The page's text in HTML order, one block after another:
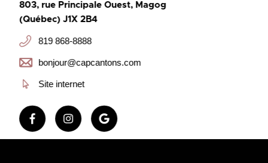
803, rue Principale Ouest, Magog
(Québec) J1X 2B4
819 868-8888
bonjour@capcantons.com
Site internet